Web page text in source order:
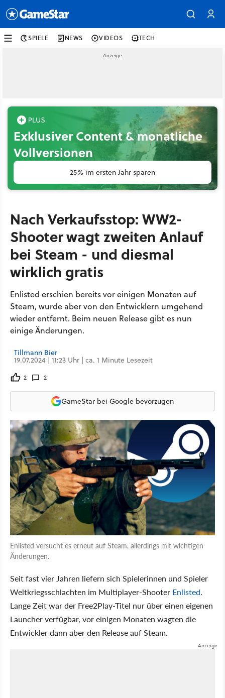
SPIELE NEWS VIDEOS TECH
Exklusiver Content & monatliche
Vollversionen
25% im ersten Jahr sparen
Nach Verkaufsstop: WW2-
Shooter wagt zweiten Anlauf
bei Steam - und diesmal
wirklich gratis
Enlisted erschien bereits vor einigen Monaten auf
Steam, wurde aber von den Entwicklern umgehend
wieder entfernt. Beim neuen Release gibt es nun
einige Änderungen.
Tillmann Bier
19.07.2024 | 11:23 Uhr | ca. 1 Minute Lesezeit
2 2
GameStar bei Google bevorzugen
Enlisted versucht es erneut auf Steam, allerdings mit wichtigen
Änderungen.
Seit fast vier Jahren liefern sich Spielerinnen und Spieler
Weltkriegsschlachten im Multiplayer-Shooter Enlisted.
Lange Zeit war der Free2Play-Titel nur über einen eigenen
Launcher verfügbar, vor einigen Monaten wagten die
Entwickler dann aber den Release auf Steam.